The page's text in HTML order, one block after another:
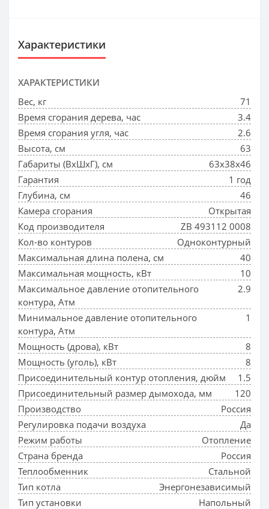
Характеристики
ХАРАКТЕРИСТИКИ
Вес, кг
71
Время сгорания дерева, час
3.4
Время сгорания угля, час
2.6
Высота, см
63
Габариты (ВхШхГ), см
63x38x46
Гарантия
1 год
Глубина, см
46
Камера сгорания
Открытая
Код производителя
ZB 493112 0008
Кол-во контуров
Одноконтурный
Максимальная длина полена, см
40
Максимальная мощность, кВт
10
Максимальное давление отопительного
контура, Атм
2.9
Минимальное давление отопительного
контура, Атм
1
Мощность (дрова), кВт
8
Мощность (уголь), кВт
8
Присоединительный контур отопления, дюйм
1.5
Присоединительный размер дымохода, мм
120
Производство
Россия
Регулировка подачи воздуха
Да
Режим работы
Отопление
Страна бренда
Россия
Теплообменник
Стальной
Тип котла
Энергонезависимый
Тип установки
Напольный